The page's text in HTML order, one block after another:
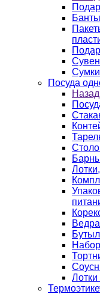
Сумки
Посуда
Назад
Лотки